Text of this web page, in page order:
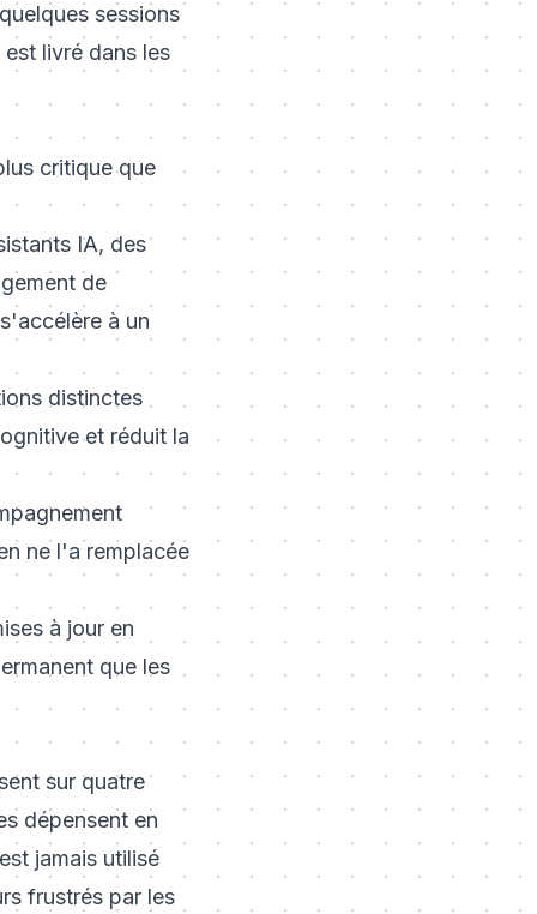
sessions
livré dans les
critique que
IA, des
de
à un
distinctes
et réduit la
ne l'a remplacée
à jour en
que les
sur quatre
dépensent en
jamais utilisé
frustrés par les